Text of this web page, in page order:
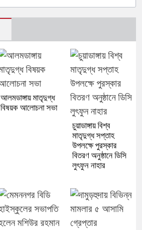
আলমডাঙ্গায় মাতৃদুগ্ধ
বিষয়ক আলোচনা সভা
চুয়াডাঙ্গায় বিশ্ব
মাতৃদুগ্ধ সপ্তাহ
উপলক্ষে পুরস্কার
বিতরণ অনুষ্ঠানে ডিসি
লুৎফুন নাহার